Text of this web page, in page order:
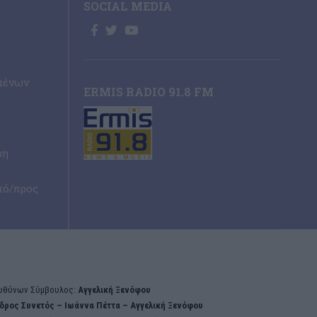
προς
SOCIAL MEDIA
ERMIS RADIO 91.8 FM
Σύμβουλος: Αγγελική Ξενόφου
Συνετός – Iωάννα Πέττα – Αγγελική Ξενόφου